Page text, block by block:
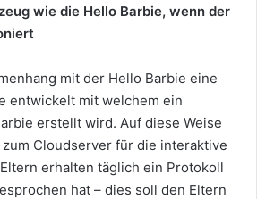
wie die Hello Barbie, wenn der
mit der Hello Barbie eine
entwickelt mit welchem ein
erstellt wird. Auf diese Weise
Cloudserver für die interaktive
erhalten täglich ein Protokoll
hat – dies soll den Eltern